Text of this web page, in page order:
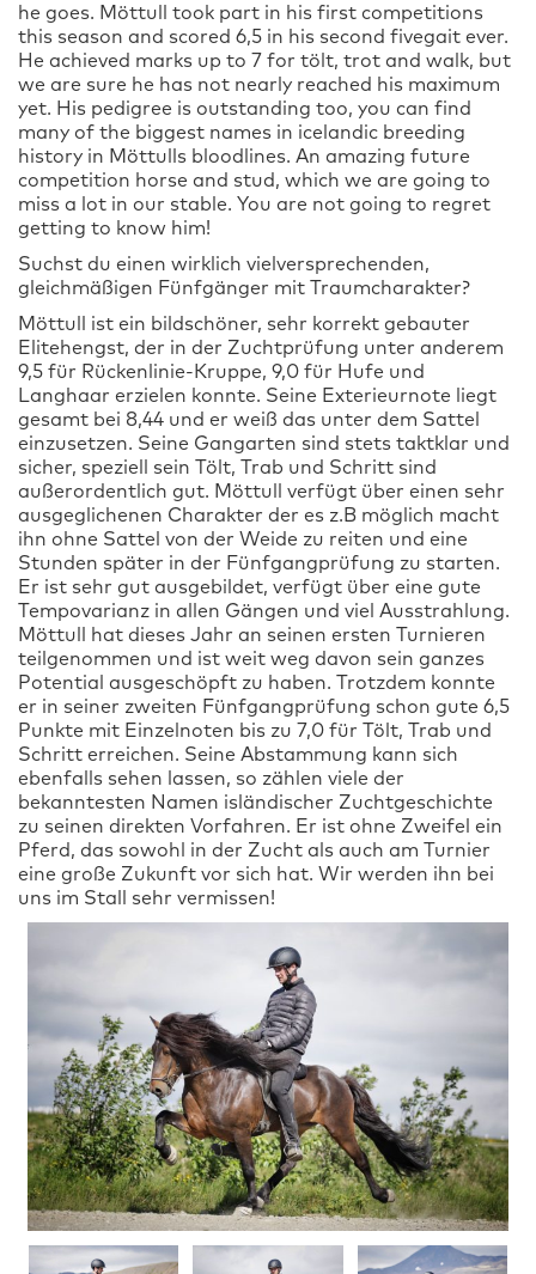
he goes. Möttull took part in his first competitions
this season and scored 6,5 in his second fivegait ever.
He achieved marks up to 7 for tölt, trot and walk, but
we are sure he has not nearly reached his maximum
yet. His pedigree is outstanding too, you can find
many of the biggest names in icelandic breeding
history in Möttulls bloodlines. An amazing future
competition horse and stud, which we are going to
miss a lot in our stable. You are not going to regret
getting to know him!
Suchst du einen wirklich vielversprechenden,
gleichmäßigen Fünfgänger mit Traumcharakter?
Möttull ist ein bildschöner, sehr korrekt gebauter
Elitehengst, der in der Zuchtprüfung unter anderem
9,5 für Rückenlinie-Kruppe, 9,0 für Hufe und
Langhaar erzielen konnte. Seine Exterieurnote liegt
gesamt bei 8,44 und er weiß das unter dem Sattel
einzusetzen. Seine Gangarten sind stets taktklar und
sicher, speziell sein Tölt, Trab und Schritt sind
außerordentlich gut. Möttull verfügt über einen sehr
ausgeglichenen Charakter der es z.B möglich macht
ihn ohne Sattel von der Weide zu reiten und eine
Stunden später in der Fünfgangprüfung zu starten.
Er ist sehr gut ausgebildet, verfügt über eine gute
Tempovarianz in allen Gängen und viel Ausstrahlung.
Möttull hat dieses Jahr an seinen ersten Turnieren
teilgenommen und ist weit weg davon sein ganzes
Potential ausgeschöpft zu haben. Trotzdem konnte
er in seiner zweiten Fünfgangprüfung schon gute 6,5
Punkte mit Einzelnoten bis zu 7,0 für Tölt, Trab und
Schritt erreichen. Seine Abstammung kann sich
ebenfalls sehen lassen, so zählen viele der
bekanntesten Namen isländischer Zuchtgeschichte
zu seinen direkten Vorfahren. Er ist ohne Zweifel ein
Pferd, das sowohl in der Zucht als auch am Turnier
eine große Zukunft vor sich hat. Wir werden ihn bei
uns im Stall sehr vermissen!